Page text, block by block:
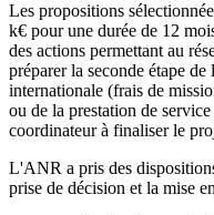
Les propositions
k€ pour une durée de 12
des actions permettant au
préparer la seconde étape
internationale (frais de
ou de la prestation de
coordinateur à finaliser le
L'ANR a pris des
prise de décision et la mise